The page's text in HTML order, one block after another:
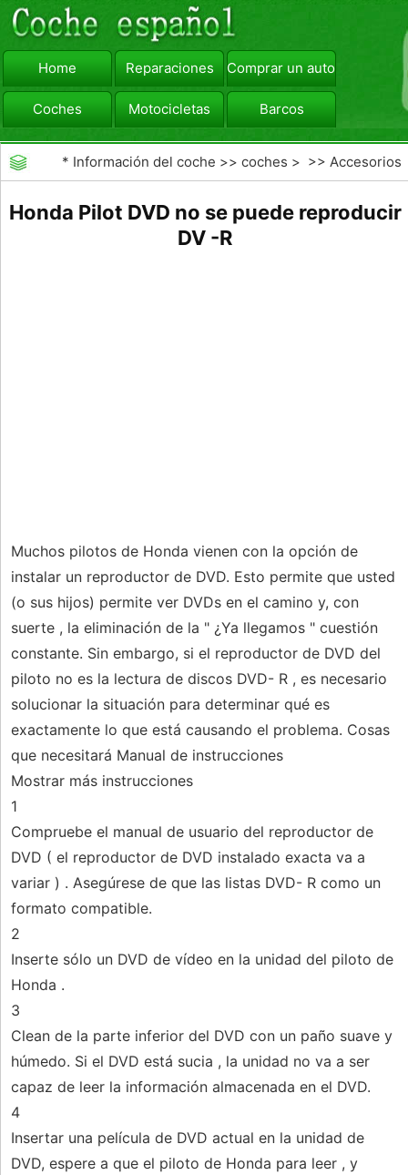
Home Reparaciones Comprar un automóvil
Coches Motocicletas Barcos
viajar Camiones
* Información del coche >>coches > >>Accesorios
Honda Pilot DVD no se puede reproducir
DV -R
Muchos pilotos de Honda vienen con la opción de
instalar un reproductor de DVD. Esto permite que usted
(o sus hijos) permite ver DVDs en el camino y, con
suerte , la eliminación de la " ¿Ya llegamos " cuestión
constante. Sin embargo, si el reproductor de DVD del
piloto no es la lectura de discos DVD- R , es necesario
solucionar la situación para determinar qué es
exactamente lo que está causando el problema. Cosas
que necesitará Manual de instrucciones
Mostrar más instrucciones
1
Compruebe el manual de usuario del reproductor de
DVD ( el reproductor de DVD instalado exacta va a
variar ) . Asegúrese de que las listas DVD- R como un
formato compatible.
2
Inserte sólo un DVD de vídeo en la unidad del piloto de
Honda .
3
Clean de la parte inferior del DVD con un paño suave y
húmedo. Si el DVD está sucia , la unidad no va a ser
capaz de leer la información almacenada en el DVD.
4
Insertar una película de DVD actual en la unidad de
DVD, espere a que el piloto de Honda para leer , y